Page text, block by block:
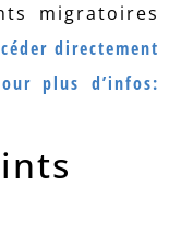
migratoires
directement
plus d’infos: